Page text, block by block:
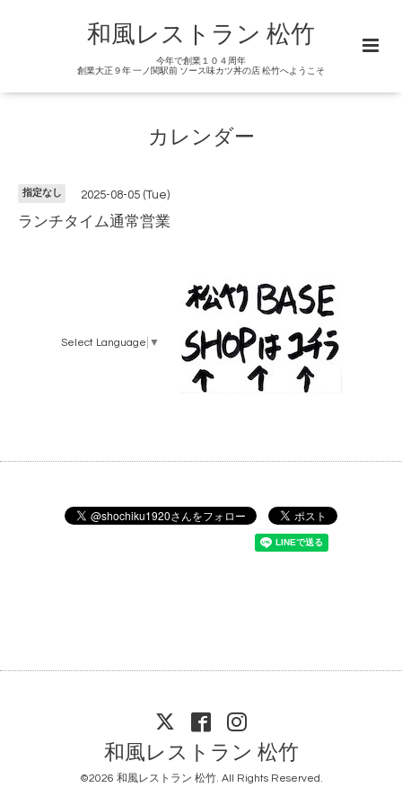
和風レストラン 松竹
今年で創業１０４周年
創業大正９年 一ノ関駅前 ソース味カツ丼の店 松竹へようこそ
カレンダー
指定なし 2025-08-05 (Tue)
ランチタイム通常営業
Select Language ▼
和風レストラン 松竹
©2026 和風レストラン 松竹. All Rights Reserved.